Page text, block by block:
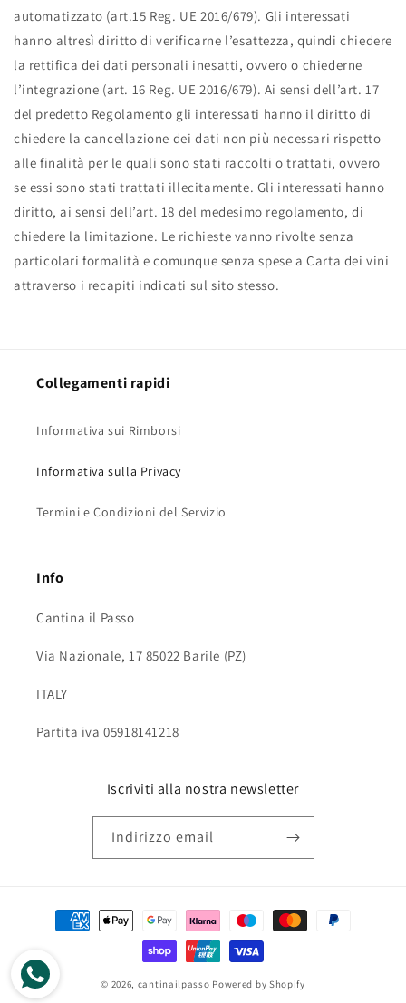
automatizzato (art.15 Reg. UE 2016/679). Gli interessati
hanno altresì diritto di verificarne l’esattezza, quindi chiedere
la rettifica dei dati personali inesatti, ovvero o chiederne
l’integrazione (art. 16 Reg. UE 2016/679). Ai sensi dell’art. 17
del predetto Regolamento gli interessati hanno il diritto di
chiedere la cancellazione dei dati non più necessari rispetto
alle finalità per le quali sono stati raccolti o trattati, ovvero
se essi sono stati trattati illecitamente. Gli interessati hanno
diritto, ai sensi dell’art. 18 del medesimo regolamento, di
chiedere la limitazione. Le richieste vanno rivolte senza
particolari formalità e comunque senza spese a Carta dei vini
attraverso i recapiti indicati sul sito stesso.
Collegamenti rapidi
Informativa sui Rimborsi
Informativa sulla Privacy
Termini e Condizioni del Servizio
Info
Cantina il Passo
Via Nazionale, 17 85022 Barile (PZ)
ITALY
Partita iva 05918141218
Iscriviti alla nostra newsletter
Indirizzo email
Metodi
pagamento
© 2026, cantinailpasso Powered by Shopify